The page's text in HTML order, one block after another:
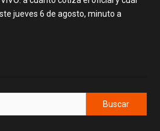
jueves 6 de agosto, minuto a